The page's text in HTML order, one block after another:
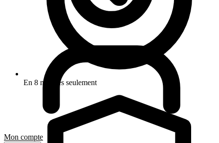
Mon compte
En 8 minutes seulement